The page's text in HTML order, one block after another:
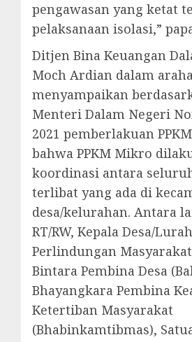
pengawasan yang ketat
pelaksanaan isolasi,”
Ditjen Bina Keuangan
Moch Ardian dalam
menyampaikan
Menteri Dalam Negeri
2021 pemberlakuan
bahwa PPKM Mikro
koordinasi antara
terlibat yang ada di
desa/kelurahan. Antara
RT/RW, Kepala Desa/
Perlindungan
Bintara Pembina Desa
Bhayangkara Pembina
Ketertiban Masyarakat
(Bhabinkamtibmas),